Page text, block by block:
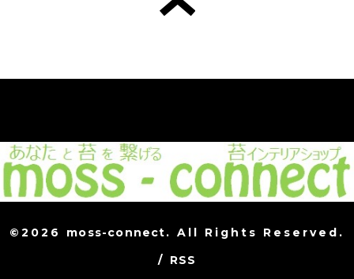
©2026 moss-connect. All Rights Reserved.
/ RSS